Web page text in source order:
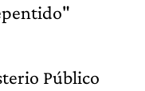
Público